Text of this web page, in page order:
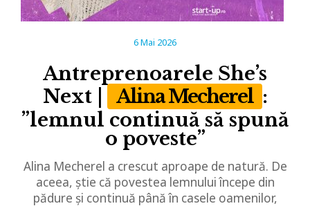
6 Mai 2026
Antreprenoarele She’s
Next |
Alina Mecherel :
”lemnul continuă să spună
o poveste”
Alina Mecherel a crescut aproape de natură. De
aceea, știe că povestea lemnului începe din
pădure și continuă până în casele oamenilor,